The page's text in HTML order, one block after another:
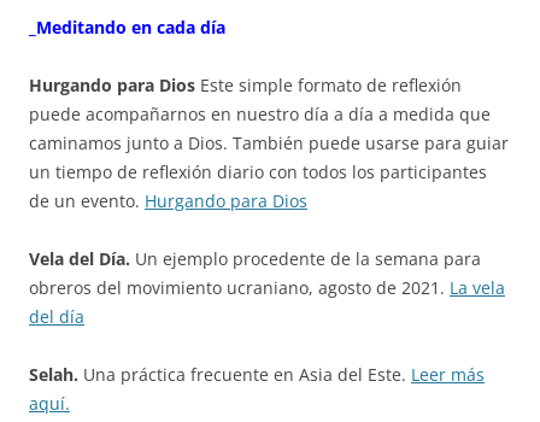
_Meditando en cada día
Hurgando para Dios Este simple formato de reflexión
puede acompañarnos en nuestro día a día a medida que
caminamos junto a Dios. También puede usarse para guiar
un tiempo de reflexión diario con todos los participantes
de un evento. Hurgando para Dios
Vela del Día. Un ejemplo procedente de la semana para
obreros del movimiento ucraniano, agosto de 2021. La vela
del día
Selah. Una práctica frecuente en Asia del Este. Leer más
aquí.